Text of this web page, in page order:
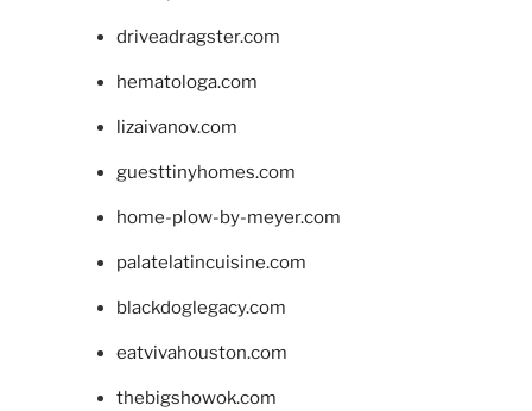
driveadragster.com
hematologa.com
lizaivanov.com
guesttinyhomes.com
home-plow-by-meyer.com
palatelatincuisine.com
blackdoglegacy.com
eatvivahouston.com
thebigshowok.com